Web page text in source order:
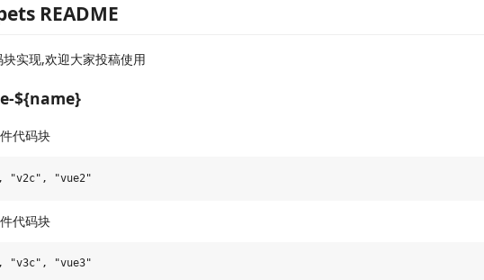
README
实现,欢迎大家投稿使用
${name}
代码块
代码块